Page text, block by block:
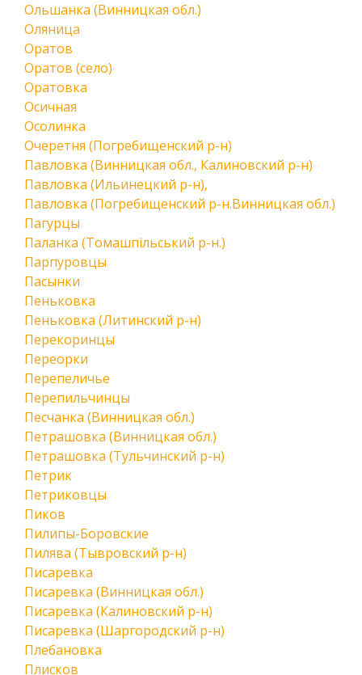
Ольшанка (Винницкая обл.)
Оляница
Оратов
Оратов (село)
Оратовка
Осичная
Осолинка
Очеретня (Погребищенский р-н)
Павловка (Винницкая обл., Калиновский р-н)
Павловка (Ильинецкий р-н),
Павловка (Погребищенский р-н.Винницкая обл.)
Пагурцы
Паланка (Томашпільський р-н.)
Парпуровцы
Пасынки
Пеньковка
Пеньковка (Литинский р-н)
Перекоринцы
Переорки
Перепеличье
Перепильчинцы
Песчанка (Винницкая обл.)
Петрашовка (Винницкая обл.)
Петрашовка (Тульчинский р-н)
Петрик
Петриковцы
Пиков
Пилипы-Боровские
Пилява (Тывровский р-н)
Писаревка
Писаревка (Винницкая обл.)
Писаревка (Калиновский р-н)
Писаревка (Шаргородский р-н)
Плебановка
Плисков